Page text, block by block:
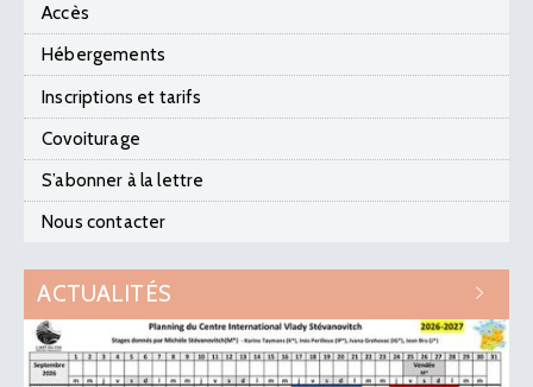
Accès
Hébergements
Inscriptions et tarifs
Covoiturage
S’abonner à la lettre
Nous contacter
ACTUALITÉS